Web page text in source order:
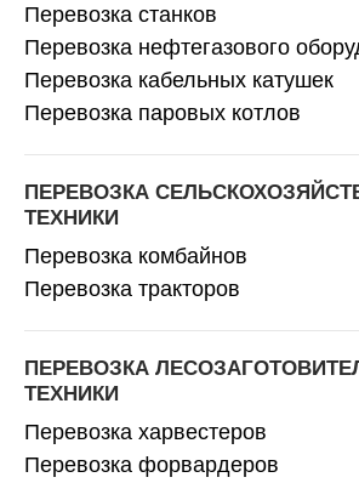
Перевозка станков
Перевозка нефтегазового
Перевозка кабельных катушек
Перевозка паровых котлов
ПЕРЕВОЗКА
ТЕХНИКИ
Перевозка комбайнов
Перевозка тракторов
ПЕРЕВОЗКА
ТЕХНИКИ
Перевозка харвестеров
Перевозка форвардеров